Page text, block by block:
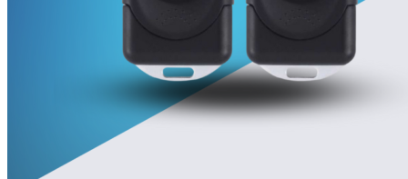
Quay trở lại cửa hàng
Tìm kiếm: